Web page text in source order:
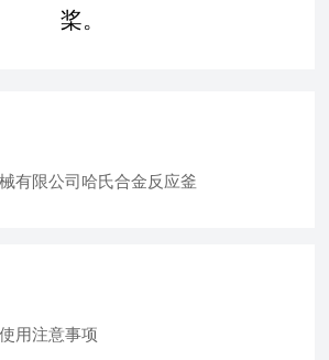
桨。
有限公司哈氏合金反应釜
用注意事项